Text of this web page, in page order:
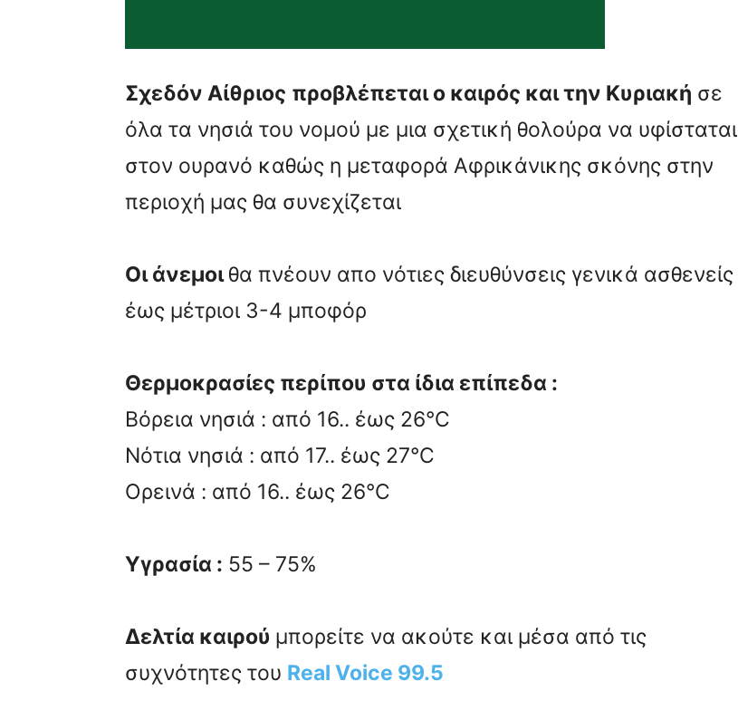
Σχεδόν Αίθριος προβλέπεται ο καιρός και την Κυριακή σε
όλα τα νησιά του νομού με μια σχετική θολούρα να υφίσταται
στον ουρανό καθώς η μεταφορά Αφρικάνικης σκόνης στην
περιοχή μας θα συνεχίζεται
Οι άνεμοιθα πνέουν απο νότιες διευθύνσεις γενικά ασθενείς
έως μέτριοι 3-4 μποφόρ
Θερμοκρασίες περίπου στα ίδια επίπεδα :
Βόρεια νησιά : από 16.. έως 26°C
Νότια νησιά : από 17.. έως 27°C
Ορεινά : από 16.. έως 26°C
Υγρασία : 55 – 75%
Δελτία καιρού μπορείτε να ακούτε και μέσα από τις
συχνότητες του Real Voice 99.5